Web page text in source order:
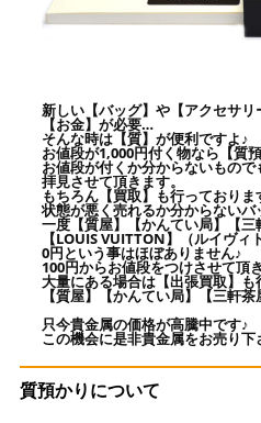
新しい【バッグ】や【アクセサ
【お金】が必要…
そんな時は【質】が便利ですよ♪
お値段が1,000円付く物なら【質
お値段が付くか分からないもの
拝見させて頂きます。
もちろん【買取】も行っておりま
状態が悪く売れるか分からないバ
一度【質屋】【かんてい局】【三
【LOUIS VUITTON】（ルイヴィ
0円という事はほぼありません♪
100円からお値段をつけさせて頂
大量にある場合は【出張買取】も
【質屋】【かんてい局】【三軒
只今貴金属の価格が高騰中です♪
この機会に是非貴金属をお売り下
質預かりについて